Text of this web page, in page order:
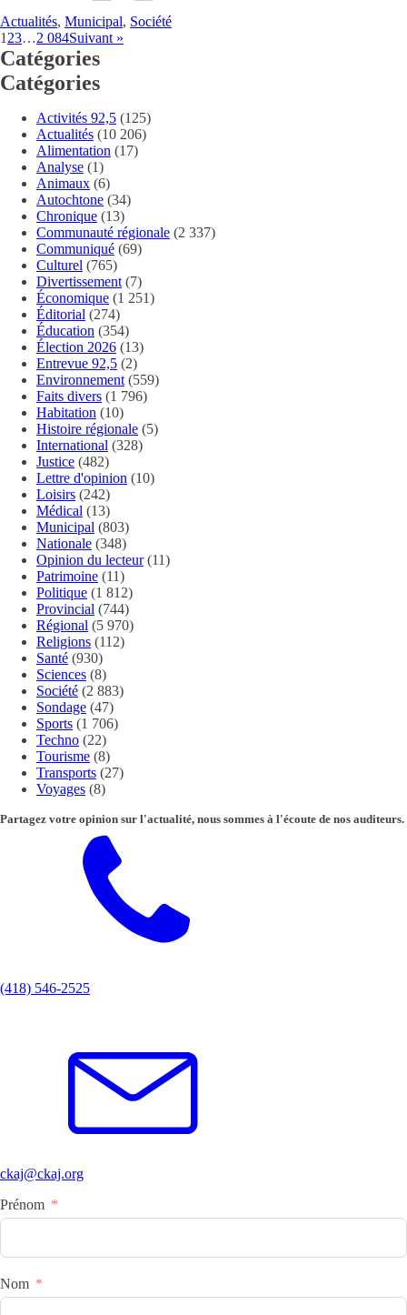
Actualités, Municipal, Société
1 23…2 084Suivant »
Catégories
Catégories
Activités 92,5 (125)
Actualités (10 206)
Alimentation (17)
Analyse (1)
Animaux (6)
Autochtone (34)
Chronique (13)
Communauté régionale (2 337)
Communiqué (69)
Culturel (765)
Divertissement (7)
Économique (1 251)
Éditorial (274)
Éducation (354)
Élection 2026 (13)
Entrevue 92,5 (2)
Environnement (559)
Faits divers (1 796)
Habitation (10)
Histoire régionale (5)
International (328)
Justice (482)
Lettre d'opinion (10)
Loisirs (242)
Médical (13)
Municipal (803)
Nationale (348)
Opinion du lecteur(11)
Patrimoine (11)
Politique (1 812)
Provincial (744)
Régional (5 970)
Religions (112)
Santé (930)
Sciences (8)
Société (2 883)
Sondage (47)
Sports (1 706)
Techno (22)
Tourisme (8)
Transports (27)
Voyages (8)
Partagez votre opinion sur l'actualité, nous sommes à l'écoute de nos auditeurs.
(418) 546-2525
ckaj@ckaj.org
Prénom
Nom